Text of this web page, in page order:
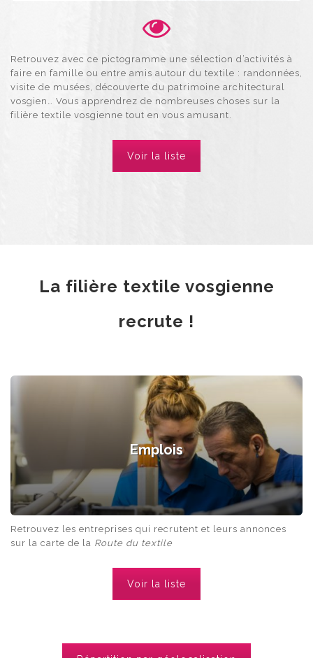
Retrouvez avec ce pictogramme une sélection d’activités à
faire en famille ou entre amis autour du textile : randonnées,
visite de musées, découverte du patrimoine architectural
vosgien… Vous apprendrez de nombreuses choses sur la
filière textile vosgienne tout en vous amusant.
Voir la liste
La filière textile vosgienne
recrute !
Emplois
Retrouvez les entreprises qui recrutent et leurs annonces
sur la carte de la Route du textile
Voir la liste